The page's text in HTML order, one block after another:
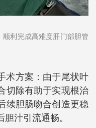
利完成高难度肝门部胆管
术方案：由于尾状叶
切除有助于实现根治
续胆肠吻合创造更稳
汁引流通畅。